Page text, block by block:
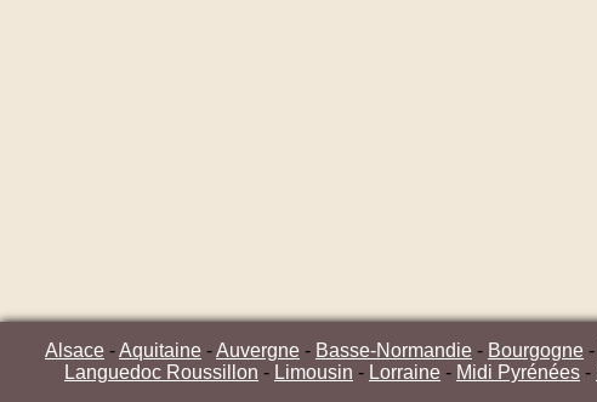
Alsace -Aquitaine -Auvergne - Basse-Normandie - Bourgogne -
Languedoc Roussillon - Limousin - Lorraine - Midi Pyrénées -